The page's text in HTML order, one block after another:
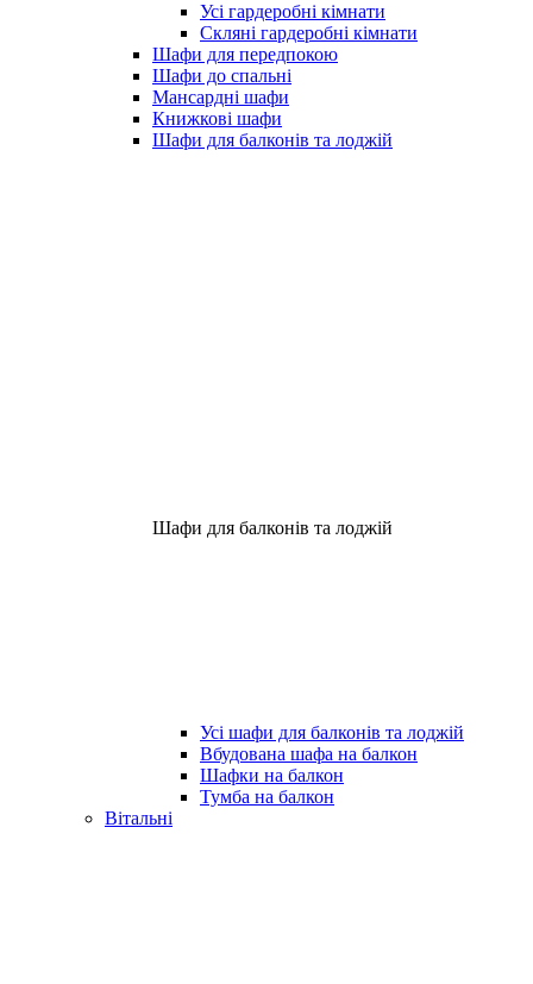
Усі гардеробні кімнати
Скляні гардеробні кімнати
Шафи для передпокою
Шафи до спальні
Мансардні шафи
Книжкові шафи
Шафи для балконів та лоджій
Шафи для балконів та лоджій
Усі шафи для балконів та лоджій
Вбудована шафа на балкон
Шафки на балкон
Тумба на балкон
Вітальні